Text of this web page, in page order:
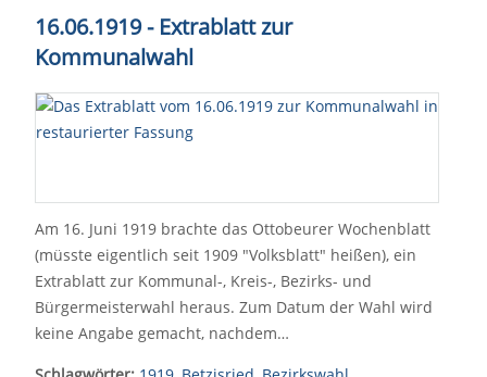
16.06.1919 - Extrablatt zur
Kommunalwahl
Am 16. Juni 1919 brachte das Ottobeurer Wochenblatt
(müsste eigentlich seit 1909 "Volksblatt" heißen), ein
Extrablatt zur Kommunal-, Kreis-, Bezirks- und
Bürgermeisterwahl heraus. Zum Datum der Wahl wird
keine Angabe gemacht, nachdem…